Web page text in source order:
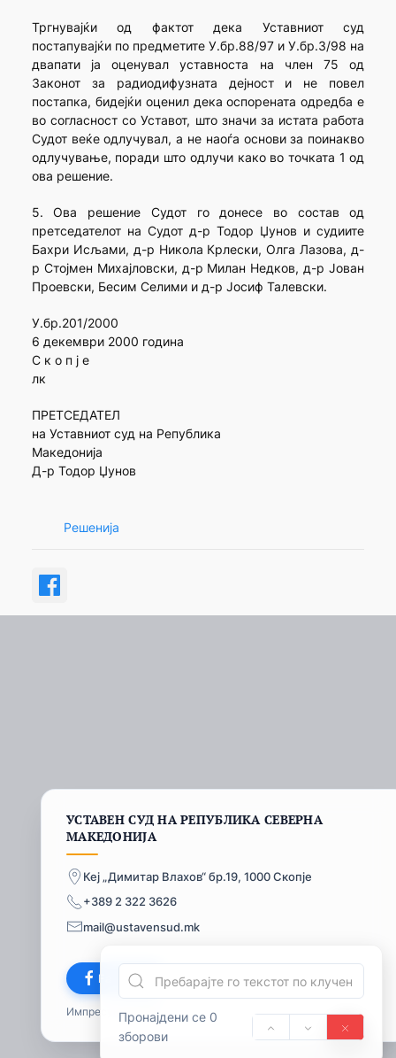
Пронајдени се 0
зборови
Тргнувајќи од фактот дека Уставниот суд
постапувајќи по предметите У.бр.88/97 и У.бр.3/98 на
двапати ја оценувал уставноста на член 75 од
Законот за радиодифузната дејност и не повел
постапка, бидејќи оценил дека оспорената одредба е
во согласност со Уставот, што значи за истата работа
Судот веќе одлучувал, а не наоѓа основи за поинакво
одлучување, поради што одлучи како во точката 1 од
ова решение.
5. Ова решение Судот го донесе во состав од
претседателот на Судот д-р Тодор Џунов и судиите
Бахри Исљами, д-р Никола Крлески, Олга Лазова, д-
р Стојмен Михајловски, д-р Милан Недков, д-р Јован
Проевски, Бесим Селими и д-р Јосиф Талевски.
У.бр.201/2000
6 декември 2000 година
С к о п ј е
лк
ПРЕТСЕДАТЕЛ
на Уставниот суд на Република
Македонија
Д-р Тодор Џунов
Решенија
УСТАВЕН СУД НА РЕПУБЛИКА СЕВЕРНА
МАКЕДОНИЈА
Кеј „Димитар Влахов“ бр.19, 1000 Скопје
+389 2 322 3626
mail@ustavensud.mk
Facebook
Импресум© 2026